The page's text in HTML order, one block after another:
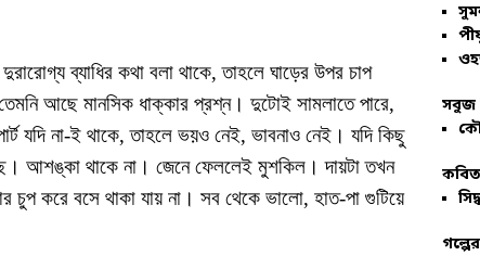
ব্যাধির কথা বলা থাকে, তাহলে ঘাড়ের উপর চাপ
আছে মানসিক ধাক্কার প্রশ্ন। দুটোই সামলাতে পারে,
যদি না-ই থাকে, তাহলে ভয়ও নেই, ভাবনাও নেই। যদি কিছু
আশঙ্কা থাকে না। জেনে ফেললেই মুশকিল। দায়টা তখন
করে বসে থাকা যায় না। সব থেকে ভালো, হাত-পা গুটিয়ে
সবুজ